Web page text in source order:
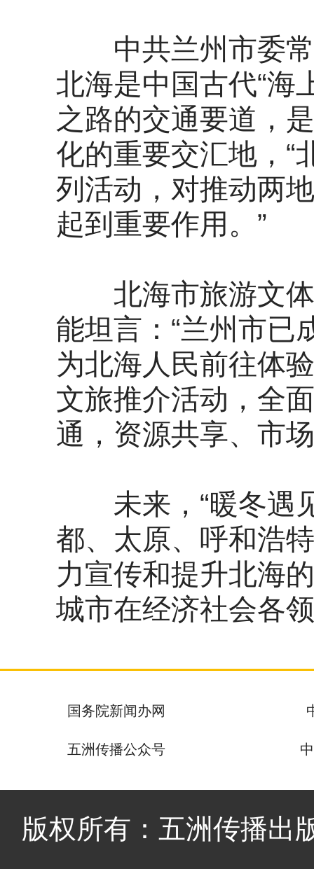
中共兰州市委常
北海是中国古代“海
之路的交通要道，
化的重要交汇地，“
列活动，对推动两
起到重要作用。”
北海市旅游文体
能坦言：“兰州市已
为北海人民前往体
文旅推介活动，全
通，资源共享、市
未来，“暖冬遇见
都、太原、呼和浩
力宣传和提升北海
城市在经济社会各
国务院新闻办网
五洲传播公众号
版权所有：五洲传播出